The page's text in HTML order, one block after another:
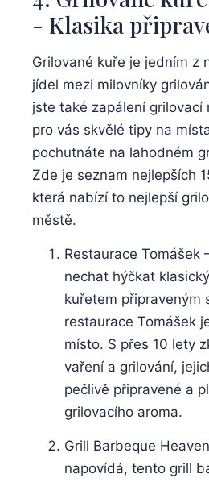
-⁣ Klasika
Grilované kuře ‍je ⁣jedním ⁤z
jídel mezi milovníky
jste také zapálení grilovací
pro vás skvělé tipy na
pochutnáte na lahodném
Zde je ‍seznam nejlepších⁢
která nabízí to‍ nejlepší
městě.
Restaurace Tomášek
nechat ⁣hýčkat
kuřetem⁣ připraveným
restaurace Tomášek
místo.‌ S přes 10 lety
vaření a grilování,
pečlivě⁢ připravené a
grilovacího aroma.
Grill Barbeque
napovídá, tento grill